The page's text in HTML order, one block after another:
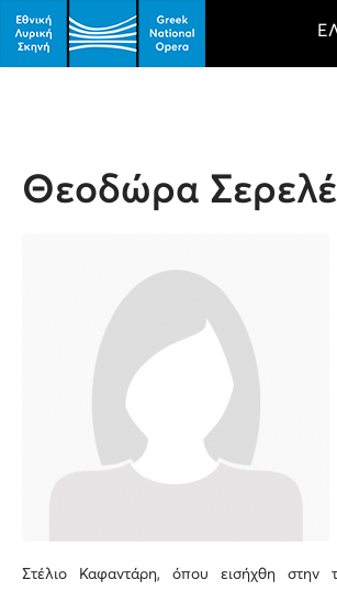
Θεοδώρα
Στέλιο Καφαντάρη, όπου εισήχθη στην